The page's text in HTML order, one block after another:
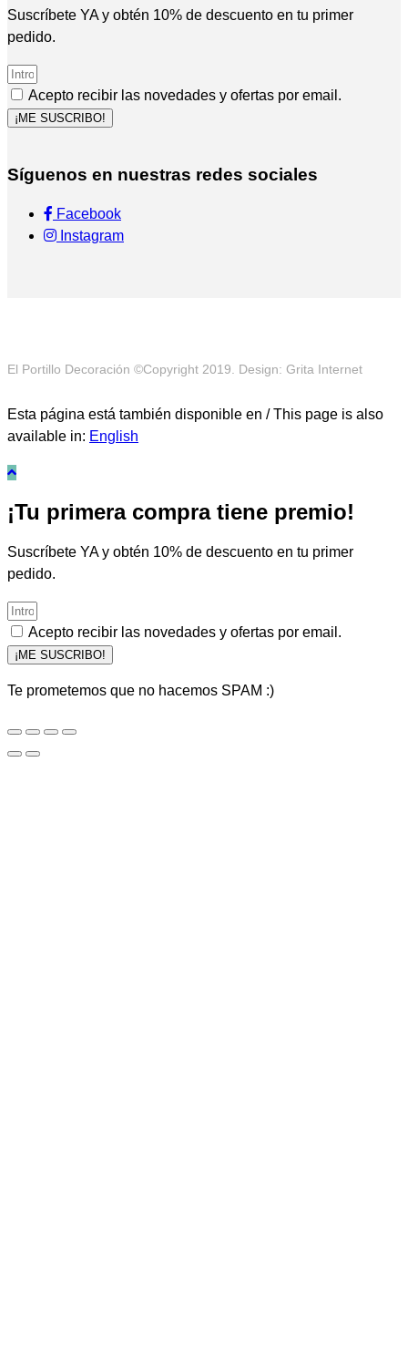
Suscríbete YA y obtén 10% de descuento en tu primer
pedido.
Acepto recibir las novedades y ofertas por email.
¡ME SUSCRIBO!
Síguenos en nuestras redes sociales
Facebook
Instagram
El Portillo Decoración ©Copyright 2019. Design: Grita Internet
Esta página está también disponible en / This page is also
available in: English
¡Tu primera compra tiene premio!
Suscríbete YA y obtén 10% de descuento en tu primer
pedido.
Acepto recibir las novedades y ofertas por email.
¡ME SUSCRIBO!
Te prometemos que no hacemos SPAM :)